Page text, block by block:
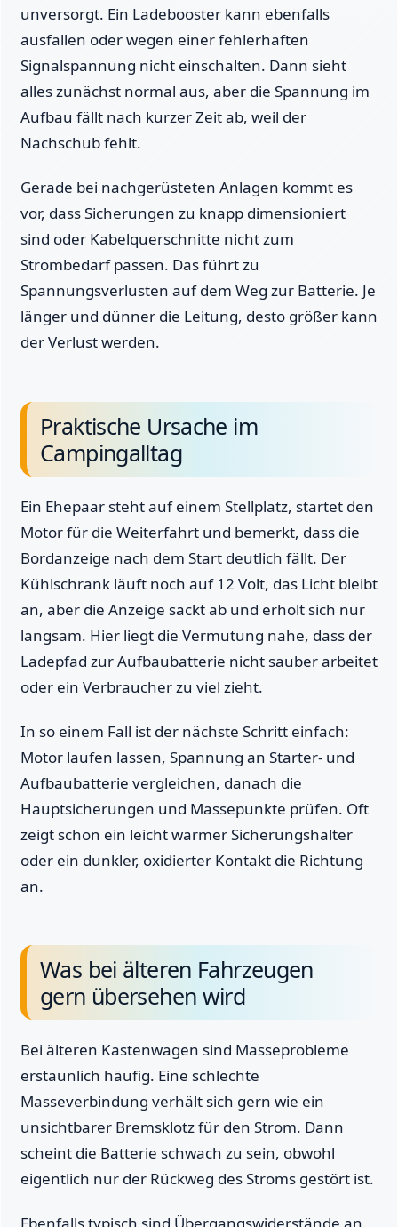
unversorgt. Ein Ladebooster kann ebenfalls
ausfallen oder wegen einer fehlerhaften
Signalspannung nicht einschalten. Dann sieht
alles zunächst normal aus, aber die Spannung im
Aufbau fällt nach kurzer Zeit ab, weil der
Nachschub fehlt.
Gerade bei nachgerüsteten Anlagen kommt es
vor, dass Sicherungen zu knapp dimensioniert
sind oder Kabelquerschnitte nicht zum
Strombedarf passen. Das führt zu
Spannungsverlusten auf dem Weg zur Batterie. Je
länger und dünner die Leitung, desto größer kann
der Verlust werden.
Praktische Ursache im
Campingalltag
Ein Ehepaar steht auf einem Stellplatz, startet den
Motor für die Weiterfahrt und bemerkt, dass die
Bordanzeige nach dem Start deutlich fällt. Der
Kühlschrank läuft noch auf 12 Volt, das Licht bleibt
an, aber die Anzeige sackt ab und erholt sich nur
langsam. Hier liegt die Vermutung nahe, dass der
Ladepfad zur Aufbaubatterie nicht sauber arbeitet
oder ein Verbraucher zu viel zieht.
In so einem Fall ist der nächste Schritt einfach:
Motor laufen lassen, Spannung an Starter- und
Aufbaubatterie vergleichen, danach die
Hauptsicherungen und Massepunkte prüfen. Oft
zeigt schon ein leicht warmer Sicherungshalter
oder ein dunkler, oxidierter Kontakt die Richtung
an.
Was bei älteren Fahrzeugen
gern übersehen wird
Bei älteren Kastenwagen sind Masseprobleme
erstaunlich häufig. Eine schlechte
Masseverbindung verhält sich gern wie ein
unsichtbarer Bremsklotz für den Strom. Dann
scheint die Batterie schwach zu sein, obwohl
eigentlich nur der Rückweg des Stroms gestört ist.